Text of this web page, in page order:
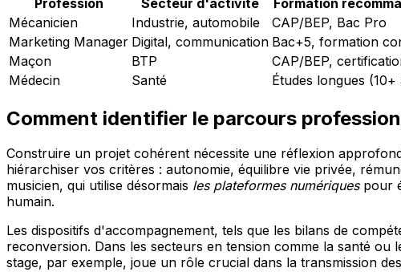
Mécanicien
Industrie, automobile CAP/BEP, Bac Pro
Marketing Manager Digital, communication Bac+5, formation
Maçon
BTP CAP/BEP,
Médecin
Santé Études longues (10+
Comment identifier le parcours
Construire un projet cohérent nécessite une réflexion
hiérarchiser vos critères : autonomie, équilibre vie privée,
musicien, qui utilise désormais les plateformes numériquespour
humain.
Les dispositifs d'accompagnement, tels que les bilans de
reconversion. Dans les secteurs en tension comme la santé ou
stage, par exemple, joue un rôle crucial dans la transmission